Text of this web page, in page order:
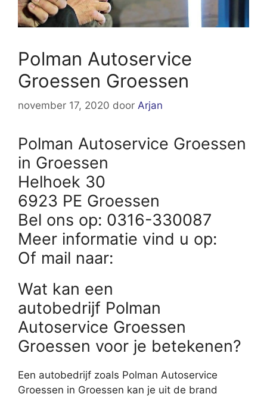
Polman Autoservice
Groessen Groessen
november 17, 2020 door Arjan
Polman Autoservice Groessen
in Groessen
Helhoek 30
6923 PE Groessen
Bel ons op: 0316-330087
Meer informatie vind u op:
Of mail naar:
Wat kan een
autobedrijf Polman
Autoservice Groessen
Groessen voor je betekenen?
Een autobedrijf zoals Polman Autoservice
Groessen in Groessen kan je uit de brand